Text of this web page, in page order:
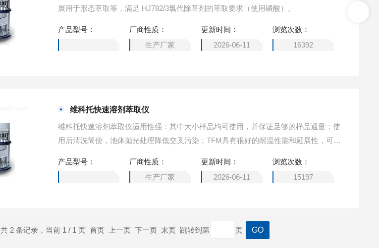
展用于形态萃取等，满足 HJ782/3氯代除草剂的萃取要求（使用磷酸）。
产品型号：
厂商性质：
生产厂家
更新时间：
2026-06-11
浏览次数：
16392
维科托快速溶剂萃取仪
维科托快速溶剂萃取仪适用性强：其中大小样品均可使用，并保证足够的样品通量；使
用后清洗简便，池体抛光处理降低交叉污染；TFM具有很好的耐温性能和延展性，可保
产品型号：
厂商性质：
生产厂家
更新时间：
2026-06-11
浏览次数：
15197
共 2 条记录，当前 1 / 1 页 首页 上一页 下一页 末页 跳转到第 页